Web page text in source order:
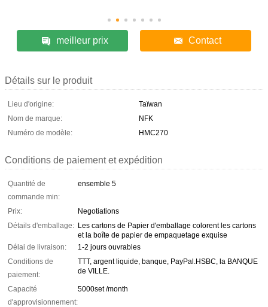
meilleur prix Contact
Détails sur le produit
Lieu d'origine:
Taïwan
Nom de marque:
NFK
Numéro de modèle:
HMC270
Conditions de paiement et expédition
Quantité de
commande min:
ensemble 5
Prix:
Negotiations
Détails d'emballage: Les cartons de Papier d'emballage colorent les cartons
et la boîte de papier de empaquetage exquise
Délai de livraison:
1-2 jours ouvrables
Conditions de
paiement:
TTT, argent liquide, banque, PayPal.HSBC, la BANQUE
de VILLE.
Capacité
d'approvisionnement:
5000set /month